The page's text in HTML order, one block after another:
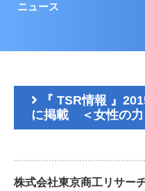
ニュース
『 TSR情報 』
に掲載 ＜女性の力
株式会社東京商工リサー